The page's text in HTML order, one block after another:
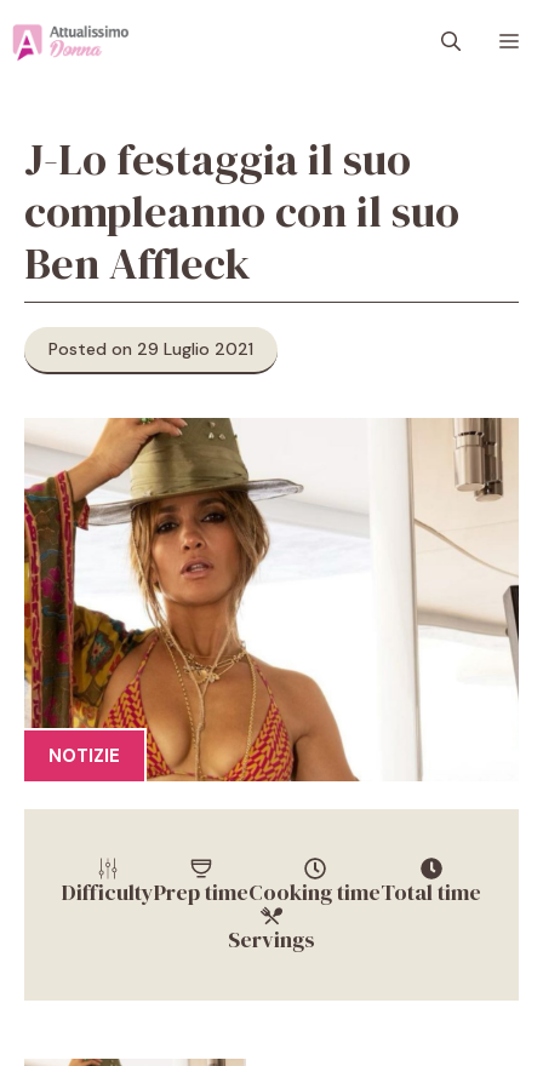
J-Lo festaggia il suo
compleanno con il suo
Ben Affleck
Posted on 29 Luglio 2021
NOTIZIE
DifficultyPrep timeCooking timeTotal time
Servings